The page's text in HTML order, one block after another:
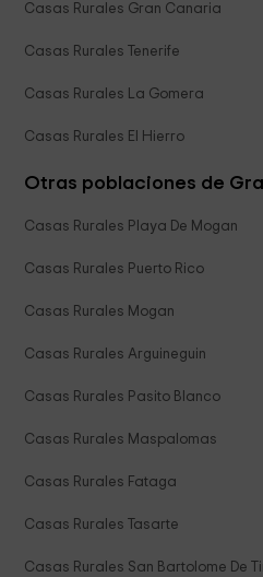
Casas Rurales Gran Canaria
Casas Rurales Tenerife
Casas Rurales La Gomera
Casas Rurales El Hierro
Otras poblaciones de
Casas Rurales Playa De Mogan
Casas Rurales Puerto Rico
Casas Rurales Mogan
Casas Rurales Arguineguin
Casas Rurales Pasito Blanco
Casas Rurales Maspalomas
Casas Rurales Fataga
Casas Rurales Tasarte
Casas Rurales San Bartolome De